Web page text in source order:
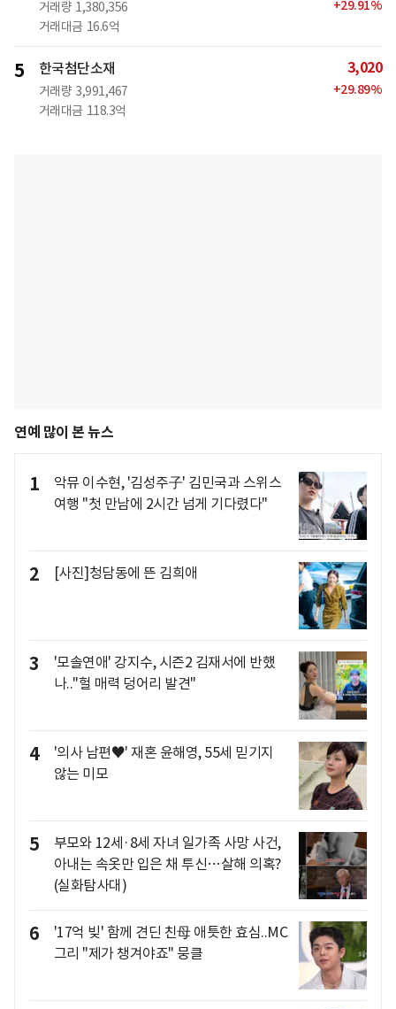
거래량 1,380,356
거래대금 16.6억
+29.91%
5 한국첨단소재
거래량 3,991,467
거래대금 118.3억
3,020
+29.89%
연예 많이 본 뉴스
1
악뮤 이수현, '김성주子' 김민국과 스위스
여행 "첫 만남에 2시간 넘게 기다렸다"
2 [사진]청담동에 뜬 김희애
3
'모솔연애' 강지수, 시즌2 김재서에 반했
나.."헐 매력 덩어리 발견"
4
'의사 남편♥' 재혼 윤해영, 55세 믿기지
않는 미모
5
부모와 12세·8세 자녀 일가족 사망 사건,
아내는 속옷만 입은 채 투신…살해 의혹?
(실화탐사대)
6
'17억 빚' 함께 견딘 친母 애틋한 효심..MC
그리 "제가 챙겨야죠" 뭉클